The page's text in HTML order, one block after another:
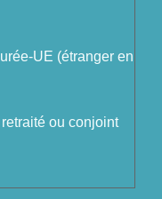
UE (étranger en
ou conjoint